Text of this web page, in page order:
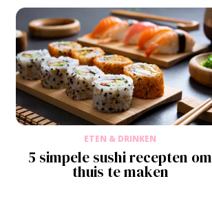
ETEN & DRINKEN
5 simpele sushi recepten om
thuis te maken